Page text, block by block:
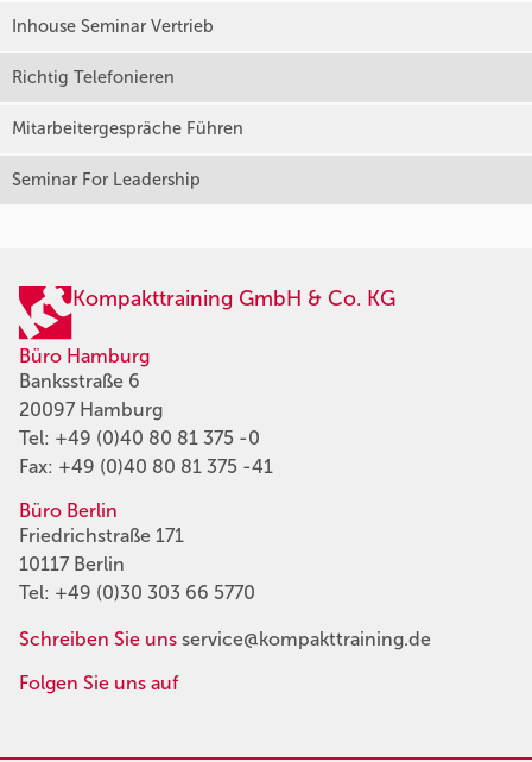
Inhouse Seminar Vertrieb
Richtig Telefonieren
Mitarbeitergespräche Führen
Seminar For Leadership
Kompakttraining GmbH & Co. KG
Büro Hamburg
Banksstraße 6
20097 Hamburg
Tel: +49 (0)40 80 81 375 -0
Fax: +49 (0)40 80 81 375 -41
Büro Berlin
Friedrichstraße 171
10117 Berlin
Tel: +49 (0)30 303 66 5770
Schreiben Sie uns service@kompakttraining.de
Folgen Sie uns auf